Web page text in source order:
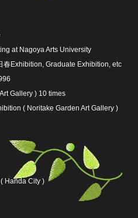
at Nagoya Arts University
Exhibition, Graduate Exhibition, etc
Gallery ) 10 times
( Noritake Garden Art Gallery )
Handa City )